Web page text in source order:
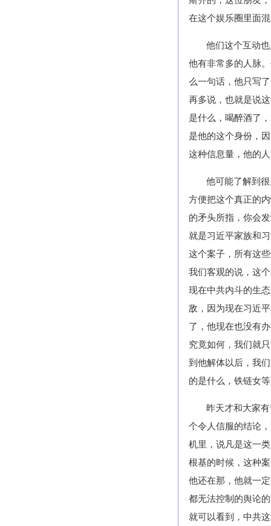
在这个娱乐圈里面
他们这个互动
他有非常多的人脉
么一句话，他只写
再多说，也就是说
是什么，喝醉酒了
是他的这个身份，
这种信息量，他的
他可能了解到
方便把这个真正的
的矛头所指，你会
就是习近平家族和
这个案子，所有这
我们客观的说，这
现在中共内斗的生
敌，因为现在习近
了，他现在也没有
究竟如何，我们就
到他解体以后，我
的是什么，铁链女
昨天才和大家
个令人信服的结论
机里，说凡是这一
根基的时候，这种
他还在那，他就一
都无法控制的舆论
就可以看到，中共